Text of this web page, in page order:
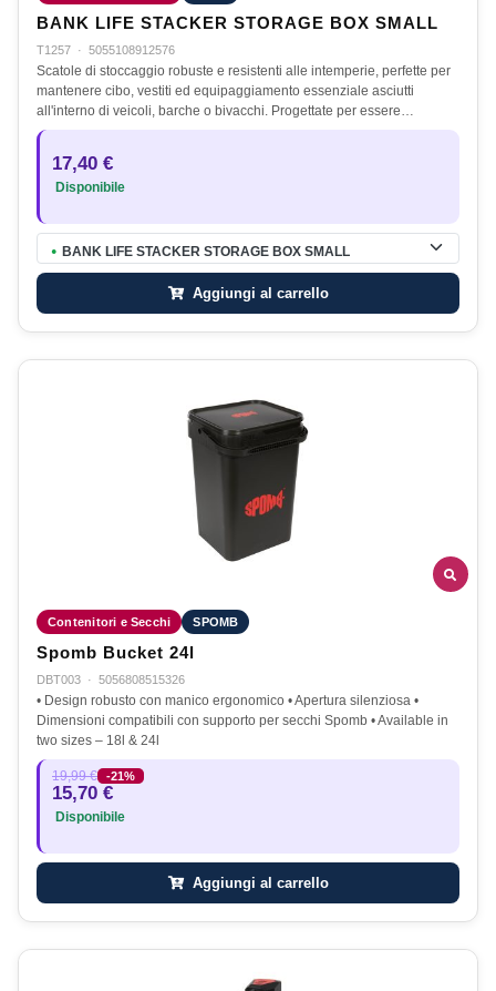
BANK LIFE STACKER STORAGE BOX SMALL
T1257 · 5055108912576
Scatole di stoccaggio robuste e resistenti alle intemperie, perfette per
mantenere cibo, vestiti ed equipaggiamento essenziale asciutti
all'interno di veicoli, barche o bivacchi. Progettate per essere…
17,40 €
Disponibile
● BANK LIFE STACKER STORAGE BOX SMALL
Aggiungi al carrello
Contenitori e Secchi SPOMB
Spomb Bucket 24l
DBT003 · 5056808515326
• Design robusto con manico ergonomico • Apertura silenziosa •
Dimensioni compatibili con supporto per secchi Spomb • Available in
two sizes – 18l & 24l
19,99 € -21%
15,70 €
Disponibile
Aggiungi al carrello